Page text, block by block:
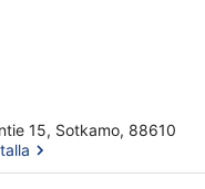
15, Sotkamo, 88610